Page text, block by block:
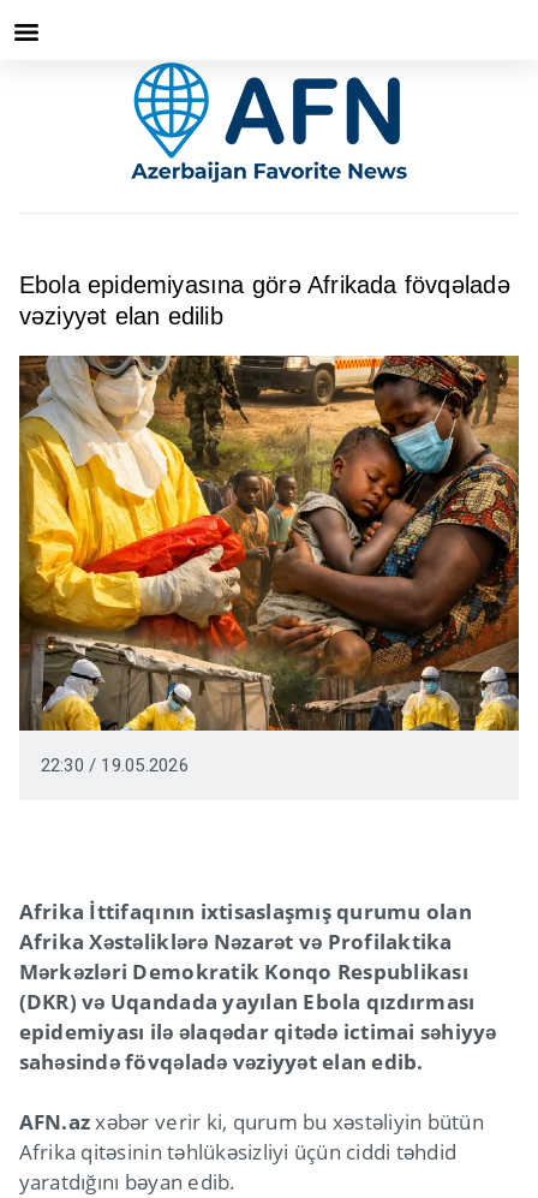
Ebola epidemiyasına görə Afrikada fövqəladə
vəziyyət elan edilib
22:30 / 19.05.2026
Afrika İttifaqının ixtisaslaşmış qurumu olan
Afrika Xəstəliklərə Nəzarət və Profilaktika
Mərkəzləri Demokratik Konqo Respublikası
(DKR) və Uqandada yayılan Ebola qızdırması
epidemiyası ilə əlaqədar qitədə ictimai səhiyyə
sahəsində fövqəladə vəziyyət elan edib.
AFN.azxəbər verir ki, qurum bu xəstəliyin bütün
Afrika qitəsinin təhlükəsizliyi üçün ciddi təhdid
yaratdığını bəyan edib.